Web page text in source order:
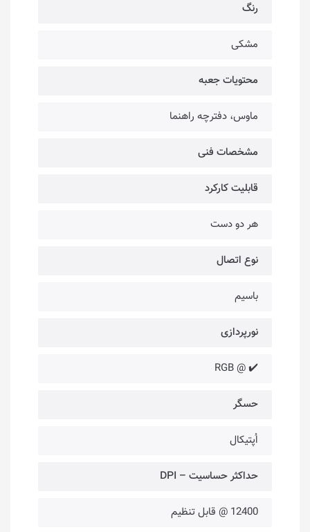
رنگ
مشکی
محتویات جعبه
ماوس، دفترچه راهنما
مشخصات فنی
قابلیت کارکرد
هر دو دست
نوع اتصال
باسیم
نورپردازی
✔️ @ RGB
حسگر
اُپتیکال
حداکثر حساسیت – DPI
12400 @ قابل تنظیم